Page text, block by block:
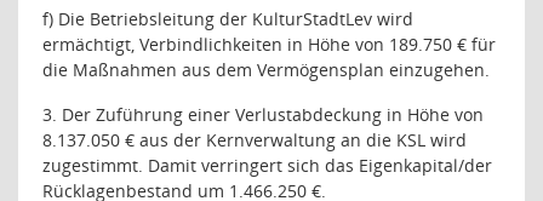
f) Die Betriebsleitung der KulturStadtLev wird
ermächtigt, Verbindlichkeiten in Höhe von 189.750 € für
die Maßnahmen aus dem Vermögensplan einzugehen.
3. Der Zuführung einer Verlustabdeckung in Höhe von
8.137.050 € aus der Kernverwaltung an die KSL wird
zugestimmt. Damit verringert sich das Eigenkapital/der
Rücklagenbestand um 1.466.250 €.